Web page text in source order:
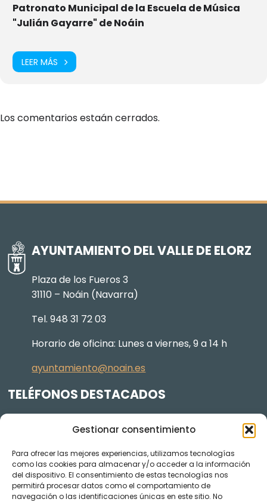
Gestionar consentimiento
Para ofrecer las mejores experiencias, utilizamos tecnologías
como las cookies para almacenar y/o acceder a la información
del dispositivo. El consentimiento de estas tecnologías nos
permitirá procesar datos como el comportamiento de
navegación o las identificaciones únicas en este sitio. No
Patronato Municipal de la Escuela de Música
"Julián Gayarre" de Noáin
LEER MÁS
Los comentarios estaán cerrados.
AYUNTAMIENTO DEL VALLE DE ELORZ
Plaza de los Fueros 3
31110 – Noáin (Navarra)
Tel. 948 31 72 03
Horario de oficina: Lunes a viernes, 9 a 14 h
ayuntamiento@noain.es
TELÉFONOS DESTACADOS
605 834 045
948 368 156
Jardinería y Agenda Local 2030
948 074 848
TRANSPARENCIA